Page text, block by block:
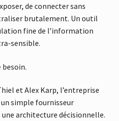
de connecter sans
brutalement. Un outil
fine de l’information
sensible.
besoin.
et Alex Karp, l’entreprise
simple fournisseur
architecture décisionnelle.